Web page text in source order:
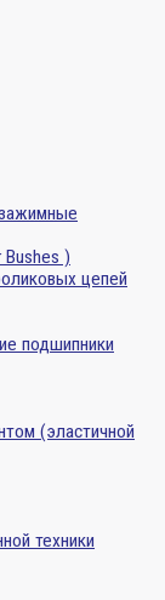
Bushes )
цепей
подшипники
(эластичной
техники